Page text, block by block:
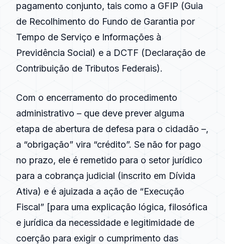
pagamento conjunto, tais como a GFIP (Guia
de Recolhimento do Fundo de Garantia por
Tempo de Serviço e Informações à
Previdência Social) e a DCTF (Declaração de
Contribuição de Tributos Federais).
Com o encerramento do procedimento
administrativo – que deve prever alguma
etapa de abertura de defesa para o cidadão –,
a “obrigação” vira “crédito”. Se não for pago
no prazo, ele é remetido para o setor jurídico
para a cobrança judicial (inscrito em Dívida
Ativa) e é ajuizada a ação de “Execução
Fiscal” [para uma explicação lógica, filosófica
e jurídica da necessidade e legitimidade de
coerção para exigir o cumprimento das